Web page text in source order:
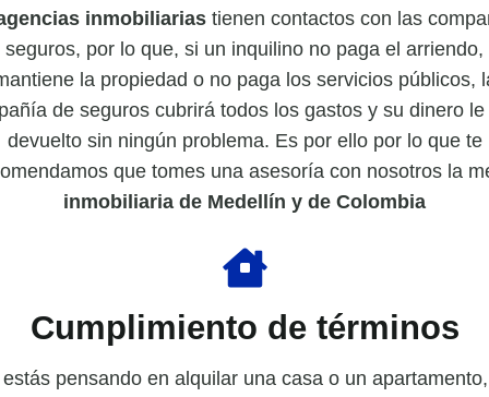
inmobiliarias tienen contactos con las
seguros, por lo que, si un inquilino no paga el arriendo,
la propiedad o no paga los servicios públicos,
de seguros cubrirá todos los gastos y su dinero le
devuelto sin ningún problema. Es por ello por lo que te
que tomes una asesoría con nosotros la
inmobiliaria de Medellín y de Colombia
Cumplimiento de términos
pensando en alquilar una casa o un apartamento